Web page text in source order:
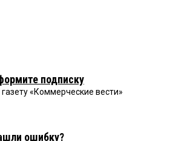
подписку
газету «Коммерческие вести»
ошибку?